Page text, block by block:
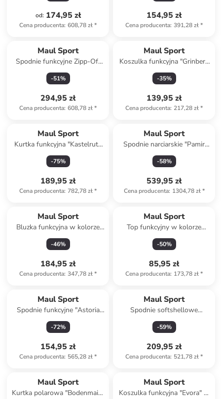
od: 174,95 zł
Cena producenta: 608,78 zł*
154,95 zł
Cena producenta: 391,28 zł*
Maul Sport
Spodnie funkcyjne Zipp-Off
"Eiger ultra" w kolorze czarno-
antracytowym
-51%
294,95 zł
Cena producenta: 608,78 zł*
Maul Sport
Koszulka funkcyjna "Grinberg
fresh" w kolorze żółtym
-35%
139,95 zł
Cena producenta: 217,28 zł*
Maul Sport
Kurtka funkcyjna "Kastelruth
MTX 20.0" w kolorze
niebieskim
-75%
189,95 zł
Cena producenta: 782,78 zł*
Maul Sport
Spodnie narciarskie "Pamir
Alpin XT" w kolorze
antracytowym
-58%
539,95 zł
Cena producenta: 1304,78 zł*
Maul Sport
Bluzka funkcyjna w kolorze
różowym
-46%
184,95 zł
Cena producenta: 347,78 zł*
Maul Sport
Top funkcyjny w kolorze
granatowym
-50%
85,95 zł
Cena producenta: 173,78 zł*
Maul Sport
Spodnie funkcyjne "Astoria
3XT" w kolorze granatowo-
czarnym
-72%
154,95 zł
Cena producenta: 565,28 zł*
Maul Sport
Spodnie softshellowe
"Nebelhorn REC" w kolorze
antracytowym
-59%
209,95 zł
Cena producenta: 521,78 zł*
Maul Sport
Kurtka polarowa "Bodenmais"
Maul Sport
Koszulka funkcyjna "Evora" w